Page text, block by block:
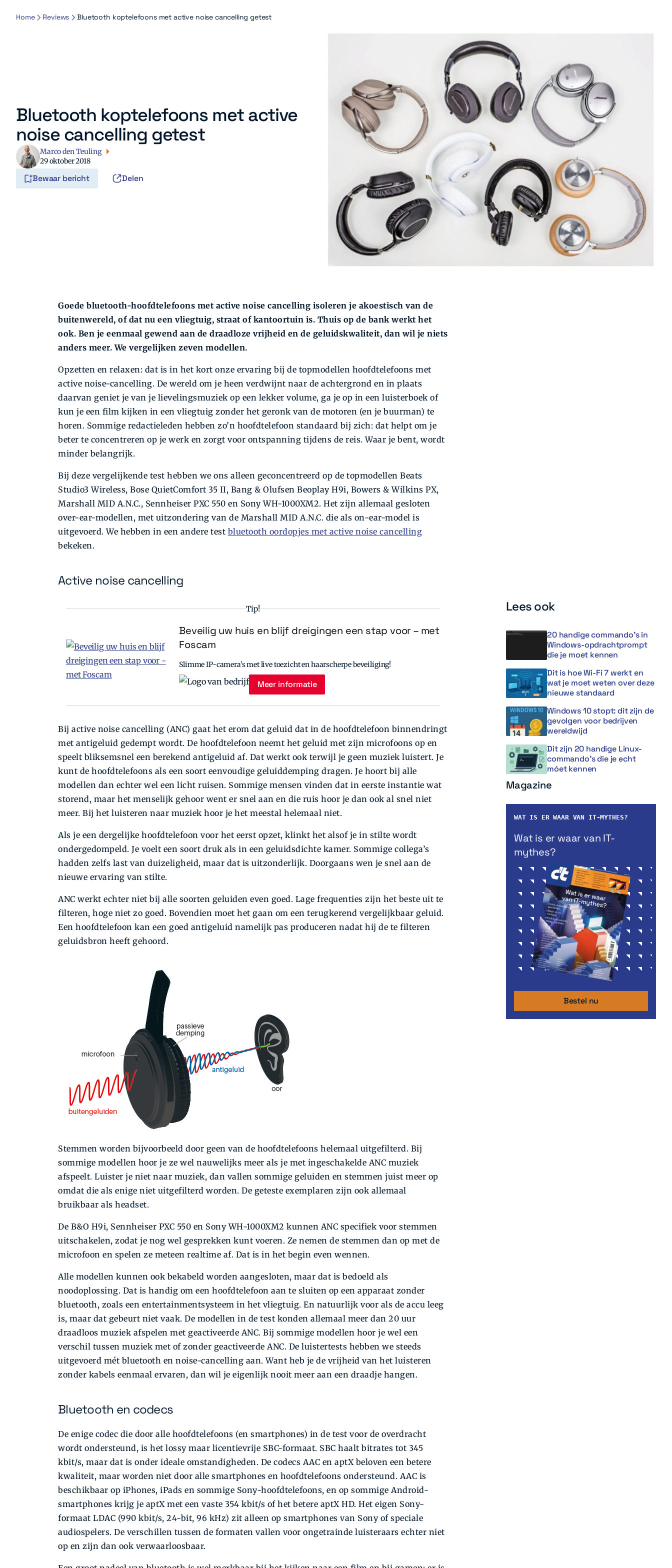
Home Reviews Bluetooth koptelefoons met active noise cancelling getest
Bluetooth koptelefoons met active
noise cancelling getest
Marco den Teuling
29 oktober 2018
Bewaar bericht Delen
Goede bluetooth-hoofdtelefoons met active noise cancelling isoleren je akoestisch van de
buitenwereld, of dat nu een vliegtuig, straat of kantoortuin is. Thuis op de bank werkt het
ook. Ben je eenmaal gewend aan de draadloze vrijheid en de geluidskwaliteit, dan wil je niets
anders meer. We vergelijken zeven modellen.
Opzetten en relaxen: dat is in het kort onze ervaring bij de topmodellen hoofdtelefoons met
active noise-cancelling. De wereld om je heen verdwijnt naar de achtergrond en in plaats
daarvan geniet je van je lievelingsmuziek op een lekker volume, ga je op in een luisterboek of
kun je een film kijken in een vliegtuig zonder het geronk van de motoren (en je buurman) te
horen. Sommige redactieleden hebben zo’n hoofdtelefoon standaard bij zich: dat helpt om je
beter te concentreren op je werk en zorgt voor ontspanning tijdens de reis. Waar je bent, wordt
minder belangrijk.
Bij deze vergelijkende test hebben we ons alleen geconcentreerd op de topmodellen Beats
Studio3 Wireless, Bose QuietComfort 35 II, Bang & Olufsen Beoplay H9i, Bowers & Wilkins PX,
Marshall MID A.N.C., Sennheiser PXC 550 en Sony WH-1000XM2. Het zijn allemaal gesloten
over-ear-modellen, met uitzondering van de Marshall MID A.N.C. die als on-ear-model is
uitgevoerd. We hebben in een andere test bluetooth oordopjes met active noise cancelling
bekeken.
Active noise cancelling
Tip!
Beveilig uw huis en blijf dreigingen een stap voor – met
Foscam
Slimme IP-camera’s met live toezicht en haarscherpe beveiliging!
Meer informatie
Bij active noise cancelling (ANC) gaat het erom dat geluid dat in de hoofdtelefoon binnendringt
met antigeluid gedempt wordt. De hoofdtelefoon neemt het geluid met zijn microfoons op en
speelt bliksemsnel een berekend antigeluid af. Dat werkt ook terwijl je geen muziek luistert. Je
kunt de hoofdtelefoons als een soort eenvoudige geluiddemping dragen. Je hoort bij alle
modellen dan echter wel een licht ruisen. Sommige mensen vinden dat in eerste instantie wat
storend, maar het menselijk gehoor went er snel aan en die ruis hoor je dan ook al snel niet
meer. Bij het luisteren naar muziek hoor je het meestal helemaal niet.
Als je een dergelijke hoofdtelefoon voor het eerst opzet, klinkt het alsof je in stilte wordt
ondergedompeld. Je voelt een soort druk als in een geluidsdichte kamer. Sommige collega’s
hadden zelfs last van duizeligheid, maar dat is uitzonderlijk. Doorgaans wen je snel aan de
nieuwe ervaring van stilte.
ANC werkt echter niet bij alle soorten geluiden even goed. Lage frequenties zijn het beste uit te
filteren, hoge niet zo goed. Bovendien moet het gaan om een terugkerend vergelijkbaar geluid.
Een hoofdtelefoon kan een goed antigeluid namelijk pas produceren nadat hij de te filteren
geluidsbron heeft gehoord.
Stemmen worden bijvoorbeeld door geen van de hoofdtelefoons helemaal uitgefilterd. Bij
sommige modellen hoor je ze wel nauwelijks meer als je met ingeschakelde ANC muziek
afspeelt. Luister je niet naar muziek, dan vallen sommige geluiden en stemmen juist meer op
omdat die als enige niet uitgefilterd worden. De geteste exemplaren zijn ook allemaal
bruikbaar als headset.
De B&O H9i, Sennheiser PXC 550 en Sony WH-1000XM2 kunnen ANC specifiek voor stemmen
uitschakelen, zodat je nog wel gesprekken kunt voeren. Ze nemen de stemmen dan op met de
microfoon en spelen ze meteen realtime af. Dat is in het begin even wennen.
Alle modellen kunnen ook bekabeld worden aangesloten, maar dat is bedoeld als
noodoplossing. Dat is handig om een hoofdtelefoon aan te sluiten op een apparaat zonder
bluetooth, zoals een entertainmentsysteem in het vliegtuig. En natuurlijk voor als de accu leeg
is, maar dat gebeurt niet vaak. De modellen in de test konden allemaal meer dan 20 uur
draadloos muziek afspelen met geactiveerde ANC. Bij sommige modellen hoor je wel een
verschil tussen muziek met of zonder geactiveerde ANC. De luistertests hebben we steeds
uitgevoerd mét bluetooth en noise-cancelling aan. Want heb je de vrijheid van het luisteren
zonder kabels eenmaal ervaren, dan wil je eigenlijk nooit meer aan een draadje hangen.
Bluetooth en codecs
De enige codec die door alle hoofdtelefoons (en smartphones) in de test voor de overdracht
wordt ondersteund, is het lossy maar licentievrije SBC-formaat. SBC haalt bitrates tot 345
kbit/s, maar dat is onder ideale omstandigheden. De codecs AAC en aptX beloven een betere
kwaliteit, maar worden niet door alle smartphones en hoofdtelefoons ondersteund. AAC is
beschikbaar op iPhones, iPads en sommige Sony-hoofdtelefoons, en op sommige Android-
smartphones krijg je aptX met een vaste 354 kbit/s of het betere aptX HD. Het eigen Sony-
formaat LDAC (990 kbit/s, 24-bit, 96 kHz) zit alleen op smartphones van Sony of speciale
audiospelers. De verschillen tussen de formaten vallen voor ongetrainde luisteraars echter niet
op en zijn dan ook verwaarloosbaar.
Lees ook
20 handige commando’s in
Windows-opdrachtprompt
die je moet kennen
Dit is hoe Wi-Fi 7 werkt en
wat je moet weten over deze
nieuwe standaard
Windows 10 stopt: dit zijn de
gevolgen voor bedrijven
wereldwijd
Dit zijn 20 handige Linux-
commando’s die je echt
móet kennen
Magazine
WAT IS ER WAAR VAN IT-MYTHES?
Wat is er waar van IT-
mythes?
Bestel nu